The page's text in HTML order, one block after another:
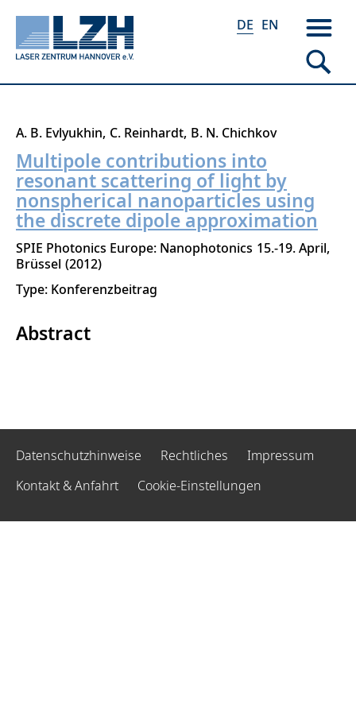
Direkt
zum
Inhalt
DE EN
A. B. Evlyukhin C. Reinhardt B. N. Chichkov
Multipole contributions into
resonant scattering of light by
nonspherical nanoparticles using
the discrete dipole approximation
SPIE Photonics Europe: Nanophotonics 15.-19. April
Brüssel 2012
Type: Konferenzbeitrag
Abstract
Datenschutzhinweise Rechtliches
Impressum
Kontakt & Anfahrt
Cookie-Einstellungen